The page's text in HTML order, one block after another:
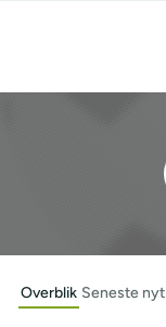
Overblik Seneste nyt